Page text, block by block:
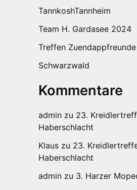
TannkoshTannheim
Team H. Gardasee 2024
Treffen
Schwarzwald
Kommentare
admin zu 23.
Haberschlacht
Klaus zu 23.
Haberschlacht
admin zu 3. Harzer